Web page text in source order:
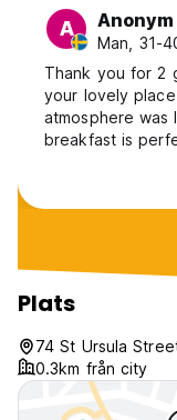
A Anonym
Man, 31-
Thank you for 2
your lovely
atmosphere was
Plats
74 St Ursula
0.3km från city